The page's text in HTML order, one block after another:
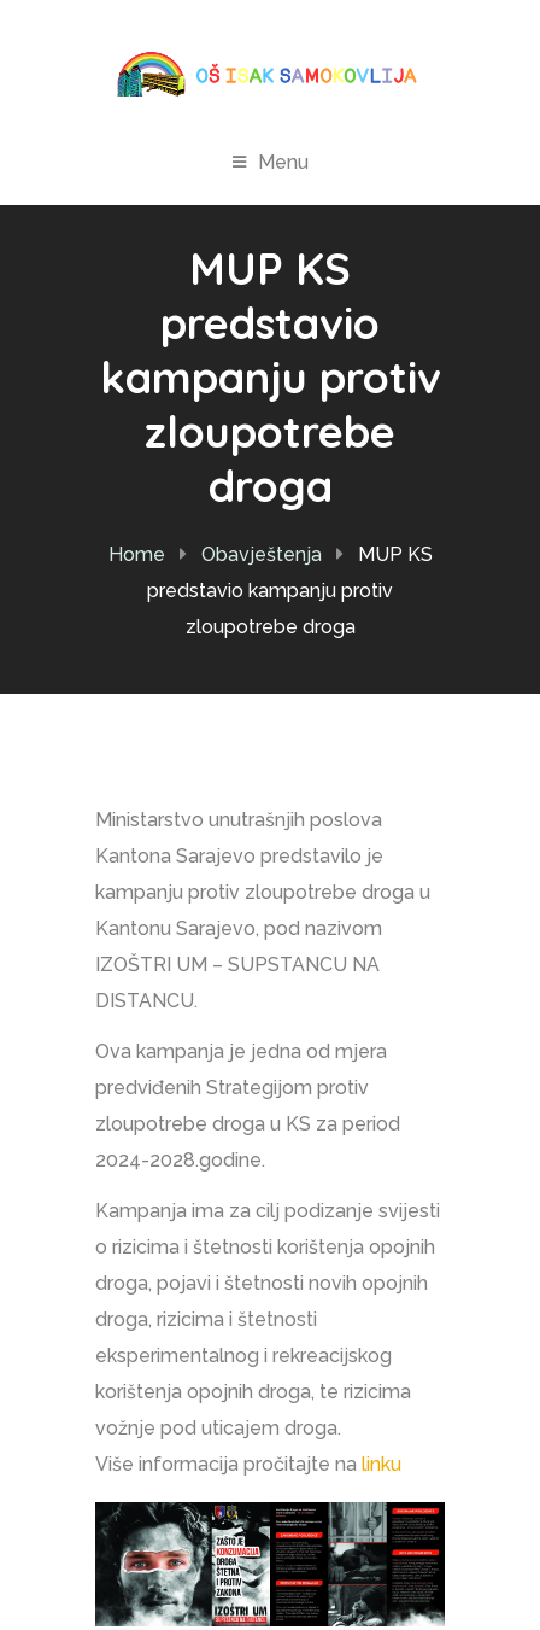
Menu
MUP KS
predstavio
kampanju protiv
zloupotrebe
droga
Home Obavještenja
MUP KS
predstavio kampanju protiv
zloupotrebe droga
Ministarstvo unutrašnjih poslova
Kantona Sarajevo predstavilo je
kampanju protiv zloupotrebe droga u
Kantonu Sarajevo, pod nazivom
IZOŠTRI UM – SUPSTANCU NA
DISTANCU.
Ova kampanja je jedna od mjera
predviđenih Strategijom protiv
zloupotrebe droga u KS za period
2024-2028.godine.
Kampanja ima za cilj podizanje svijesti
o rizicima i štetnosti korištenja opojnih
droga, pojavi i štetnosti novih opojnih
droga, rizicima i štetnosti
eksperimentalnog i rekreacijskog
korištenja opojnih droga, te rizicima
vožnje pod uticajem droga.
Više informacija pročitajte na linku